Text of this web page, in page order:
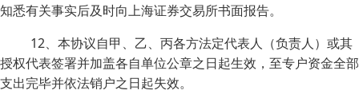
知悉有关事实后及时向上海证券交易所书面报告。
12、本协议自甲、乙、丙各方法定代表人（负责人）或其
授权代表签署并加盖各自单位公章之日起生效，至专户资金全部
支出完毕并依法销户之日起失效。